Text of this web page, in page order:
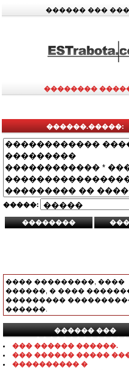
������ ���
��������
������.�����:
�����:
���� ���������, ����
������, � ����
���������
������.
������ ���
��� ������ ������.
��� ������ �����
���������� �